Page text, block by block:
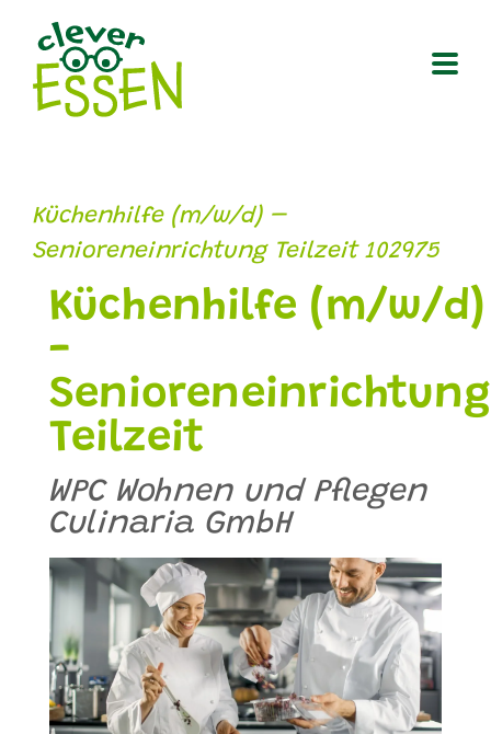
Inhalt
springen
Küchenhilfe (m/w/d) –
Senioreneinrichtung Teilzeit 102975
Küchenhilfe (m/w/d)
-
Senioreneinrichtung
Teilzeit
WPC Wohnen und Pflegen
Culinaria GmbH